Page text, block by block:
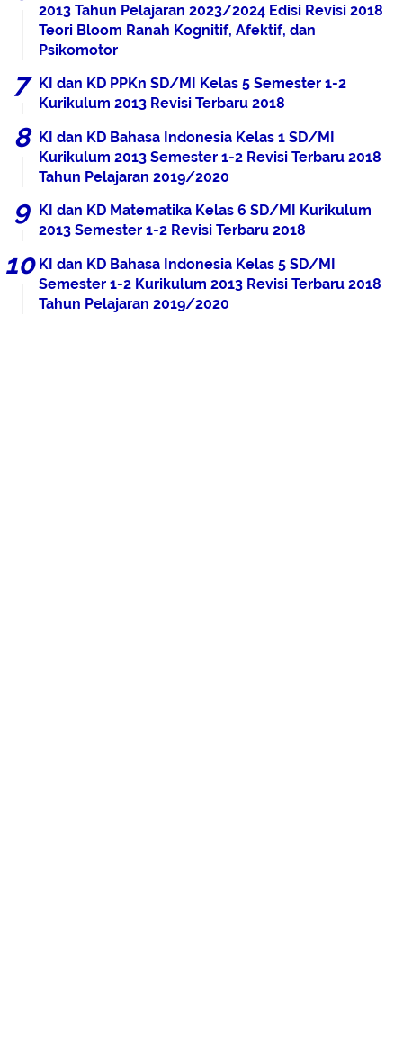
2013 Tahun Pelajaran 2023/2024 Edisi Revisi 2018
Teori Bloom Ranah Kognitif, Afektif, dan
Psikomotor
KI dan KD PPKn SD/MI Kelas 5 Semester 1-2
Kurikulum 2013 Revisi Terbaru 2018
KI dan KD Bahasa Indonesia Kelas 1 SD/MI
Kurikulum 2013 Semester 1-2 Revisi Terbaru 2018
Tahun Pelajaran 2019/2020
KI dan KD Matematika Kelas 6 SD/MI Kurikulum
2013 Semester 1-2 Revisi Terbaru 2018
KI dan KD Bahasa Indonesia Kelas 5 SD/MI
Semester 1-2 Kurikulum 2013 Revisi Terbaru 2018
Tahun Pelajaran 2019/2020